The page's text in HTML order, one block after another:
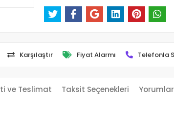
Karşılaştır Fiyat Alarmı Telefonla
ve Teslimat Taksit Seçenekleri Yorumlar